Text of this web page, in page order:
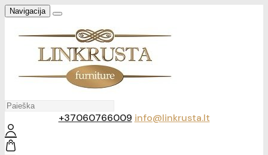
Navigacija
+37060766009 info@linkrusta.lt